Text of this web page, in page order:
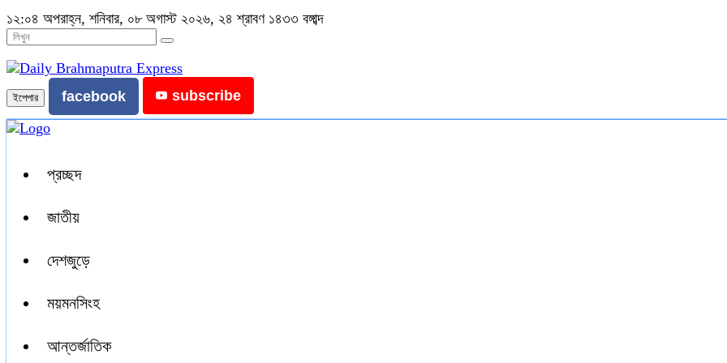
১২:০৪ অপরাহ্ন, শনিবার, ০৮ অগাস্ট ২০২৬, ২৪ শ্রাবণ ১৪৩৩ বঙ্গাব্দ
ইপেপার facebook subscribe
প্রচ্ছদ
জাতীয়
দেশজুড়ে
ময়মনসিংহ
আন্তর্জাতিক